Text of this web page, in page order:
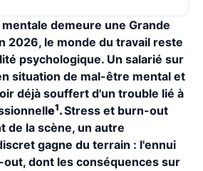
demeure une Grande
2026, le monde du travail reste
psychologique. Un salarié sur
situation de mal-être mental et
déjà souffert d'un trouble lié à
e1.Stress et burn-out
de la scène, un autre
gagne du terrain : l'ennui
dont les conséquences sur